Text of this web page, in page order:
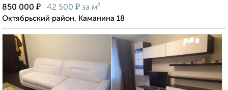
850 000 ₽ 42 500 ₽ за м²
Октябрьский район, Каманина 18